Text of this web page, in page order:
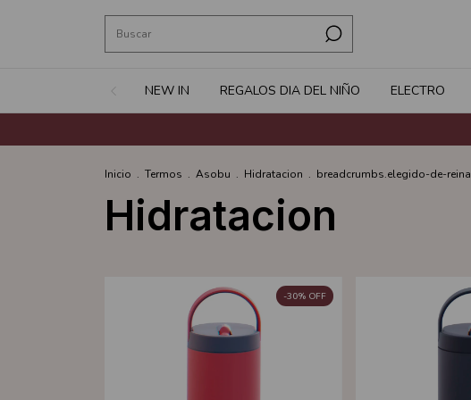
NEW IN REGALOS DIA DEL NIÑO ELECTRO
Inicio . Termos . Asobu . Hidratacion . breadcrumbs.elegido-de-reina
Hidratacion
-30% OFF